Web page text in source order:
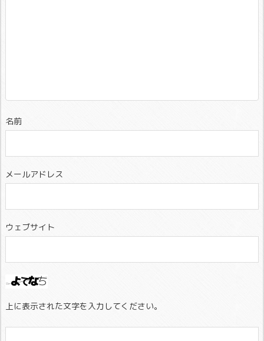
名前
メールアドレス
ウェブサイト
上に表示された文字を入力してください。